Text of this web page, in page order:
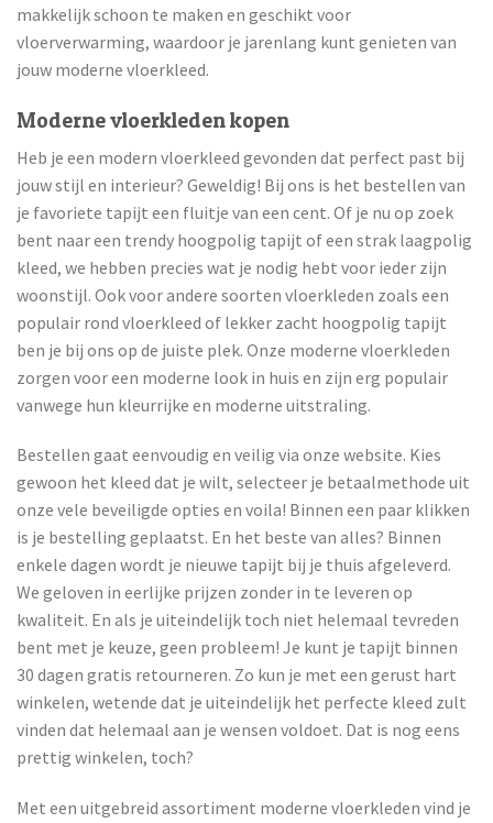
makkelijk schoon te maken en geschikt voor
vloerverwarming, waardoor je jarenlang kunt genieten van
jouw moderne vloerkleed.
Moderne vloerkleden kopen
Heb je een modern vloerkleed gevonden dat perfect past bij
jouw stijl en interieur? Geweldig! Bij ons is het bestellen van
je favoriete tapijt een fluitje van een cent. Of je nu op zoek
bent naar een trendy hoogpolig tapijt of een strak laagpolig
kleed, we hebben precies wat je nodig hebt voor ieder zijn
woonstijl. Ook voor andere soorten vloerkleden zoals een
populair rond vloerkleed of lekker zacht hoogpolig tapijt
ben je bij ons op de juiste plek. Onze moderne vloerkleden
zorgen voor een moderne look in huis en zijn erg populair
vanwege hun kleurrijke en moderne uitstraling.
Bestellen gaat eenvoudig en veilig via onze website. Kies
gewoon het kleed dat je wilt, selecteer je betaalmethode uit
onze vele beveiligde opties en voila! Binnen een paar klikken
is je bestelling geplaatst. En het beste van alles? Binnen
enkele dagen wordt je nieuwe tapijt bij je thuis afgeleverd.
We geloven in eerlijke prijzen zonder in te leveren op
kwaliteit. En als je uiteindelijk toch niet helemaal tevreden
bent met je keuze, geen probleem! Je kunt je tapijt binnen
30 dagen gratis retourneren. Zo kun je met een gerust hart
winkelen, wetende dat je uiteindelijk het perfecte kleed zult
vinden dat helemaal aan je wensen voldoet. Dat is nog eens
prettig winkelen, toch?
Met een uitgebreid assortiment moderne vloerkleden vind je